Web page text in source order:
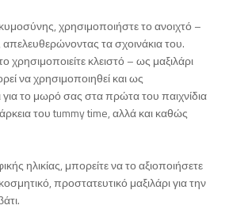
χρησιμοποιήστε το ανοιχτό –
τα σχοινάκια του.
χρησιμοποιείτε κλειστό – ως μαξιλάρι
να χρησιμοποιηθεί και ως
για το μωρό σας στα πρώτα του παιχνίδια
του tummy time, αλλά και καθώς
ηλικίας, μπορείτε να το αξιοποιήσετε
προστατευτικό μαξιλάρι για την